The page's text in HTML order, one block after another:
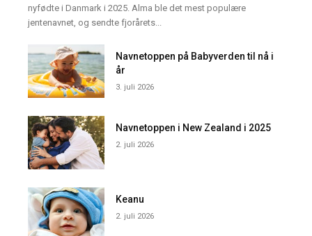
nyfødte i Danmark i 2025. Alma ble det mest populære
jentenavnet, og sendte fjorårets...
Navnetoppen på Babyverden til nå i
år
3. juli 2026
Navnetoppen i New Zealand i 2025
2. juli 2026
Keanu
2. juli 2026